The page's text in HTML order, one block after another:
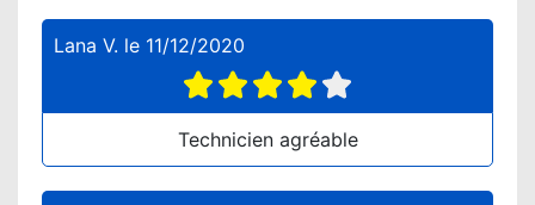
Lana V. le 11/12/2020
Technicien agréable